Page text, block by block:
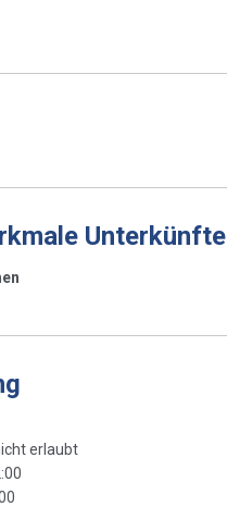
Unterkünfte
erlaubt